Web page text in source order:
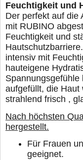
Feuchtigkeit und
Der perfekt auf die
mit RUBINO
Feuchtigkeit und
intensiv mit
hauteigene
aufgefüllt, die Haut
strahlend frisch ,
Nach höchsten
hergestellt.
Für Frauen
geeignet.